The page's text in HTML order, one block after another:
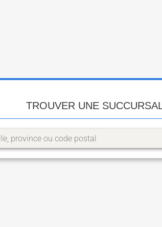
TROUVER UNE